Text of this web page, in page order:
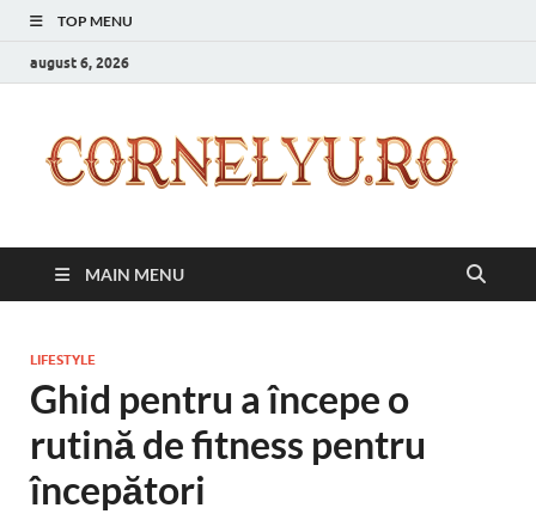
TOP MENU
august 6, 2026
ta mai
MAIN MENU
LIFESTYLE
Ghid pentru a începe o
rutină de fitness pentru
începători